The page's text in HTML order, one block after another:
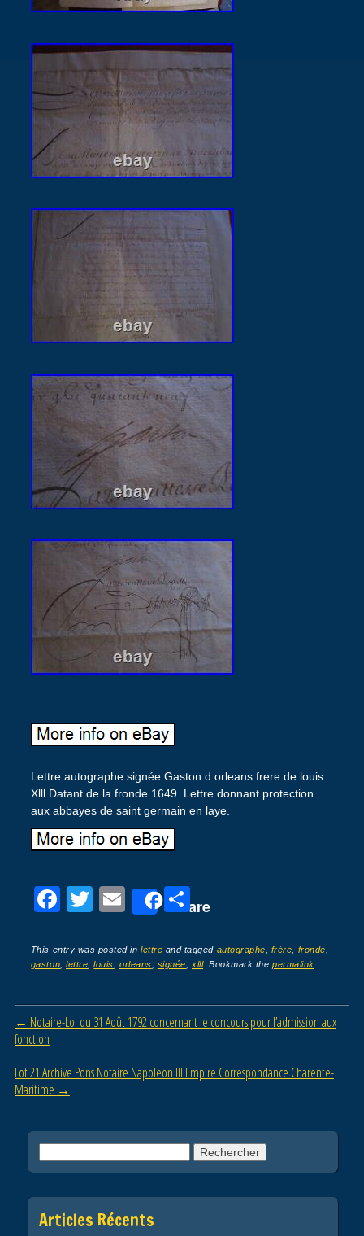
Lettre autographe signée Gaston d orleans frere de louis
Xlll Datant de la fronde 1649. Lettre donnant protection
aux abbayes de saint germain en laye.
F
c
e
b
o
k
T
tt
er
E
ail
Share
P
ta
g
er
This entry was posted inlettre and tagged autographe frère fronde
gaston ,lettre ,louis ,orleans signée xlll. Bookmark the permalink
Post navigation
← Notaire-Loi du 31 Août 1792 concernant le concours pour l’admission aux
fonction
Lot 21 Archive Pons Notaire Napoleon III Empire Correspondance Charente-
Maritime →
Articles Récents